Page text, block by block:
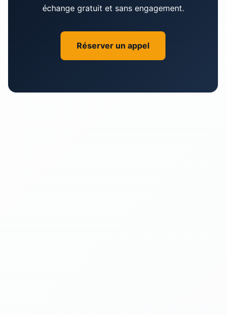
chances que nous travaillions ensemble!
échange gratuit et sans engagement.
Réserver un appel